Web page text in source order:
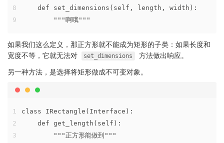
8
9
    def set_dimensions(self, length, width):
        """啊哦"""
如果我们这么定义，那正方形就不能成为矩形的子类：如果长度和
宽度不等，它就无法对
set_dimensions
方法做出响应。
另一种方法，是选择将矩形做成不可变对象。
1
2
3
class IRectangle(Interface):
    def get_length(self):
        """正方形能做到"""